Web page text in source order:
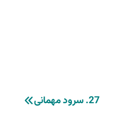
27. سرود مهمانی